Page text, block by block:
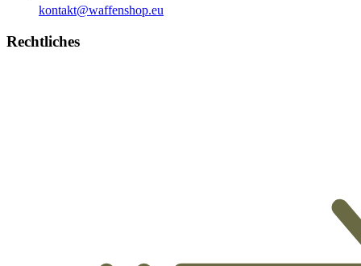
kontakt@waffenshop.eu
Rechtliches